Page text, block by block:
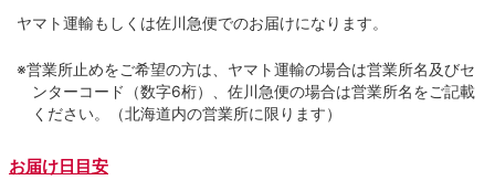
ヤマト運輸もしくは佐川急便でのお届けになります。
※営業所止めをご希望の方は、ヤマト運輸の場合は営業所名及びセ
ンターコード（数字6桁）、佐川急便の場合は営業所名をご記載
ください。（北海道内の営業所に限ります）
お届け日目安